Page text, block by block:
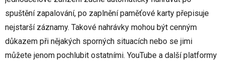
spuštění zapalování, po zaplnění paměťové karty přepisuje
nejstarší záznamy. Takové nahrávky mohou být cenným
důkazem při nějakých sporných situacích nebo se jimi
můžete jenom pochlubit ostatními. YouTube a další platformy